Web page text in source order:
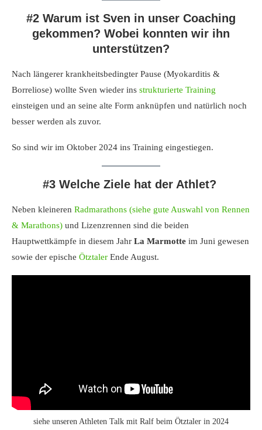
#2 Warum ist Sven in unser Coaching
gekommen? Wobei konnten wir ihn
unterstützen?
Nach längerer krankheitsbedingter Pause (Myokarditis &
Borreliose) wollte Sven wieder ins strukturierte Training
einsteigen und an seine alte Form anknüpfen und natürlich noch
besser werden als zuvor.
So sind wir im Oktober 2024 ins Training eingestiegen.
#3 Welche Ziele hat der Athlet?
Neben kleineren Radmarathons (siehe gute Auswahl von Rennen
& Marathons) und Lizenzrennen sind die beiden
Hauptwettkämpfe in diesem Jahr La Marmotte im Juni gewesen
sowie der epische Ötztaler Ende August.
siehe unseren Athleten Talk mit Ralf beim Ötztaler in 2024